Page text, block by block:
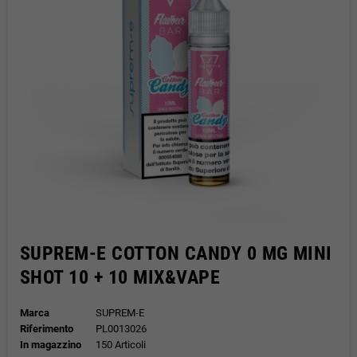
SUPREM-E COTTON CANDY 0 MG MINI
SHOT 10 + 10 MIX&VAPE
Marca
SUPREM-E
Riferimento
PL0013026
In magazzino
150 Articoli